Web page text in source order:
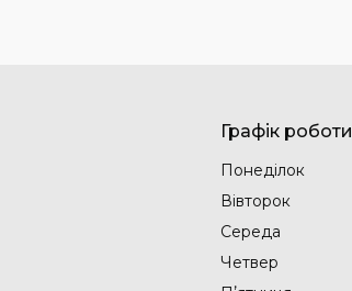
Графік роботи
Понеділок
Вівторок
Середа
Четвер